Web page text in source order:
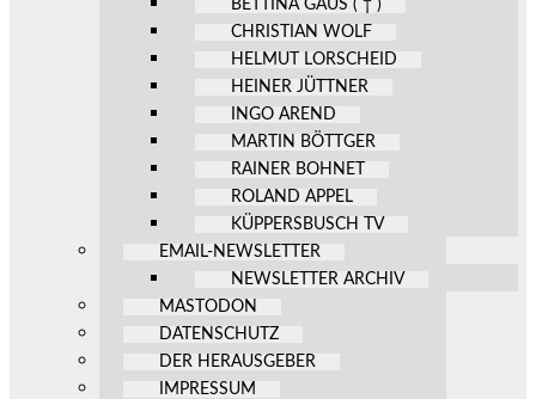
BETTINA GAUS ( † )
CHRISTIAN WOLF
HELMUT LORSCHEID
HEINER JÜTTNER
INGO AREND
MARTIN BÖTTGER
RAINER BOHNET
ROLAND APPEL
KÜPPERSBUSCH TV
EMAIL-NEWSLETTER
NEWSLETTER ARCHIV
MASTODON
DATENSCHUTZ
DER HERAUSGEBER
IMPRESSUM